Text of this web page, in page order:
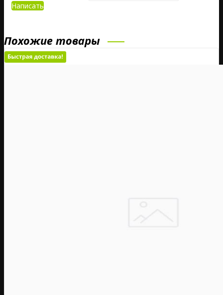
Написать
Похожие товары